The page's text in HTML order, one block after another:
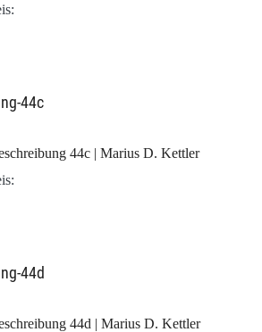
44c | Marius D. Kettler
44d | Marius D. Kettler